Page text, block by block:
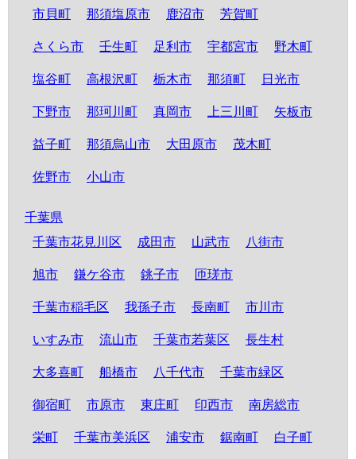
市貝町
那須塩原市 鹿沼市 芳賀町
さくら市 壬生町 足利市 宇都宮市 野木町
塩谷町 高根沢町 栃木市 那須町 日光市
下野市 那珂川町 真岡市 上三川町 矢板市
益子町 那須烏山市 大田原市 茂木町
佐野市 小山市
千葉県
千葉市花見川区
成田市 山武市 八街市
旭市 鎌ケ谷市 銚子市 匝瑳市
千葉市稲毛区 我孫子市 長南町 市川市
いすみ市 流山市 千葉市若葉区 長生村
大多喜町 船橋市 八千代市 千葉市緑区
御宿町 市原市 東庄町 印西市 南房総市
栄町 千葉市美浜区 浦安市 鋸南町 白子町